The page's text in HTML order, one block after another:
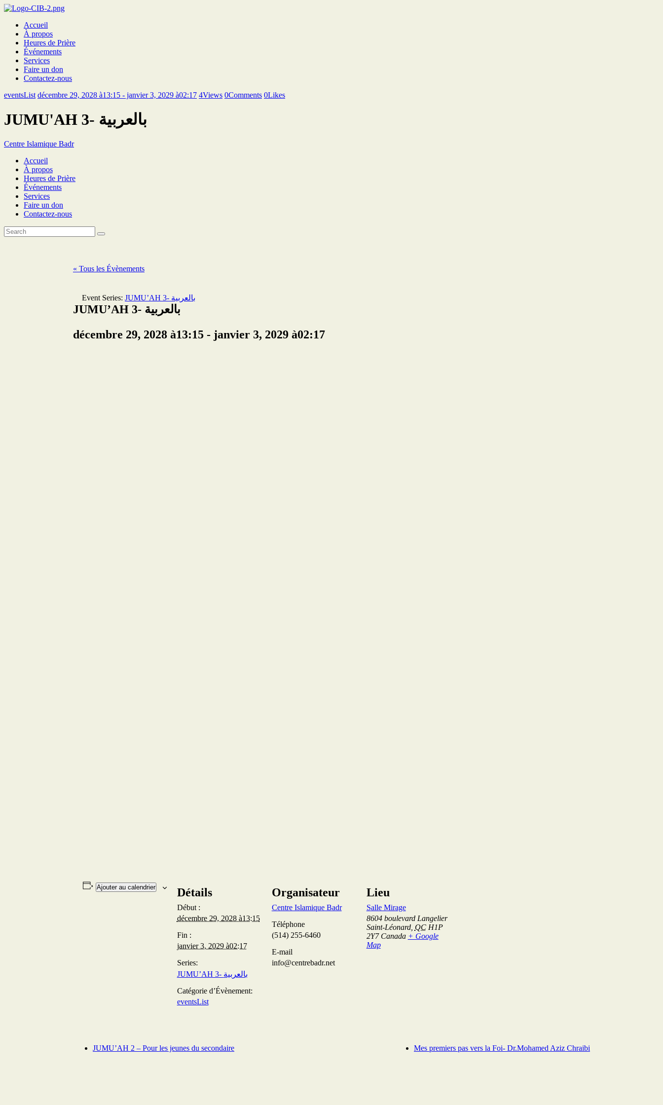
Accueil
À propos
Heures de Prière
Événements
Services
Faire un don
Contactez-nous
eventsList décembre 29, 2028 à13:15 - janvier 3, 2029 à02:17 4Views 0Comments 0Likes
JUMU'AH 3- بالعربية
Centre Islamique Badr
Accueil
À propos
Heures de Prière
Événements
Services
Faire un don
Contactez-nous
« Tous les Évènements
Event Series: JUMU’AH 3- بالعربية
JUMU’AH 3- بالعربية
décembre 29, 2028 à13:15 - janvier 3, 2029 à02:17
Ajouter au calendrier Détails
Début :
décembre 29, 2028 à13:15
Fin :
janvier 3, 2029 à02:17
Series:
JUMU’AH 3- بالعربية
Catégorie d’Évènement:
eventsList
Organisateur
Centre Islamique Badr
Téléphone
(514) 255-6460
E-mail
info@centrebadr.net
Lieu
Salle Mirage
8604 boulevard Langelier
Saint-Léonard, QC H1P
2Y7 Canada + Google
Map
JUMU’AH 2 – Pour les jeunes du secondaire Mes premiers pas vers la Foi- Dr.Mohamed Aziz Chraibi